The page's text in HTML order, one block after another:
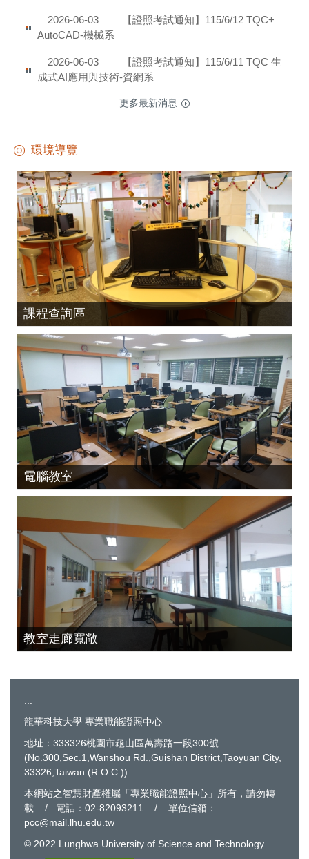
2026-06-03
【證照考試通知】115/6/12 TQC+
AutoCAD-機械系
2026-06-03
【證照考試通知】115/6/11 TQC 生
成式AI應用與技術-資網系
更多最新消息
環境導覽
課程查詢區
電腦教室
教室走廊寬敞
:::
龍華科技大學 專業職能證照中心
地址：333326桃園市龜山區萬壽路一段300號
(No.300,Sec.1,Wanshou Rd.,Guishan District,Taoyuan City,
33326,Taiwan (R.O.C.))
本網站之智慧財產權屬「專業職能證照中心」所有，請勿轉
載 / 電話：02-82093211 / 單位信箱：
pcc@mail.lhu.edu.tw
© 2022 Lunghwa University of Science and Technology